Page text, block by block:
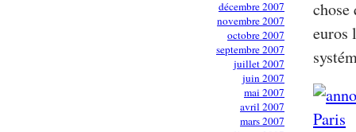
décembre 2007
novembre 2007
octobre 2007
septembre 2007
juillet 2007
juin 2007
mai 2007
avril 2007
mars 2007
chose
euros